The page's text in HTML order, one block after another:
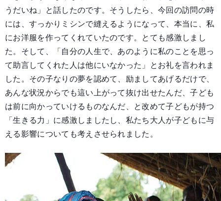
うだいね」と話したのです。そうしたら、今回の訪問の時
には、すっかりミシンで縫えるようになって、本当に、私
にお洋服を作ってくれていたのです。とても感激しまし
た。そして、「自分の人生で、あのように私のことを思っ
て助言してくれた人は他にいなかった」とお礼を言われま
した。その子なりの夢を認めて、励ましてあげるだけで、
あんな状況からでも這い上がって抜け出せたんだ、子ども
は前に向かっていけるものなんだ、と改めて子どもが持つ
「生きる力」に感激しましたし、私たち大人が子どもに与
える影響についても考えさせられました。